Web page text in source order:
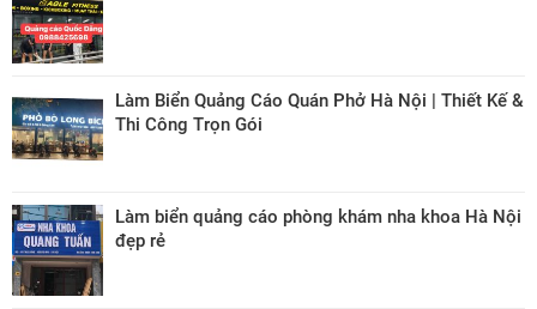
Làm Biển Quảng Cáo Quán Phở Hà Nội | Thiết Kế &
Thi Công Trọn Gói
Làm biển quảng cáo phòng khám nha khoa Hà Nội
đẹp rẻ